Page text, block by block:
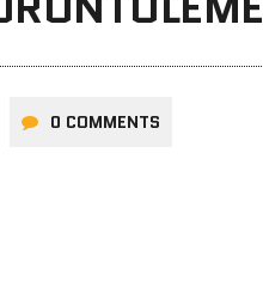
0 COMMENTS